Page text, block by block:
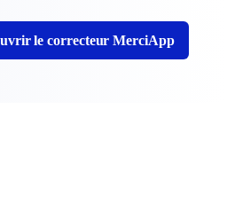
le correcteur MerciApp